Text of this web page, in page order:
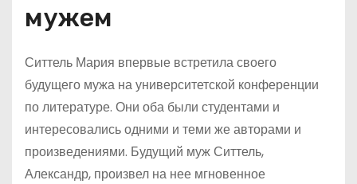
мужем
Ситтель Мария впервые встретила своего
будущего мужа на университетской конференции
по литературе. Они оба были студентами и
интересовались одними и теми же авторами и
произведениями. Будущий муж Ситтель,
Александр, произвел на нее мгновенное